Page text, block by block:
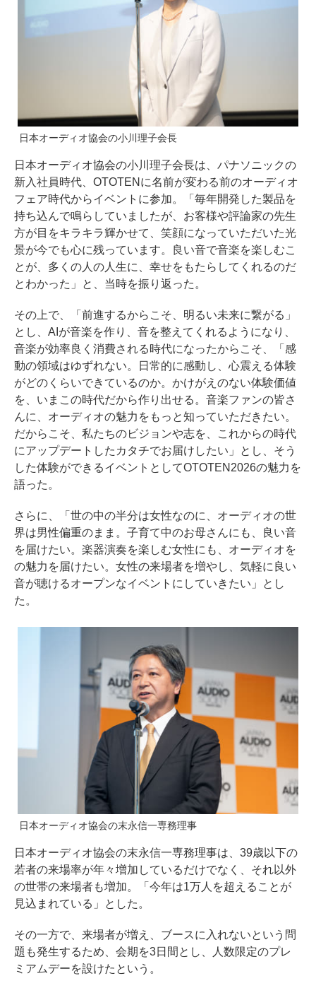
日本オーディオ協会の小川理子会長
日本オーディオ協会の小川理子会長は、パナソニックの
新入社員時代、OTOTENに名前が変わる前のオーディオ
フェア時代からイベントに参加。「毎年開発した製品を
持ち込んで鳴らしていましたが、お客様や評論家の先生
方が目をキラキラ輝かせて、笑顔になっていただいた光
景が今でも心に残っています。良い音で音楽を楽しむこ
とが、多くの人の人生に、幸せをもたらしてくれるのだ
とわかった」と、当時を振り返った。
その上で、「前進するからこそ、明るい未来に繋がる」
とし、AIが音楽を作り、音を整えてくれるようになり、
音楽が効率良く消費される時代になったからこそ、「感
動の領域はゆずれない。日常的に感動し、心震える体験
がどのくらいできているのか。かけがえのない体験価値
を、いまこの時代だから作り出せる。音楽ファンの皆さ
んに、オーディオの魅力をもっと知っていただきたい。
だからこそ、私たちのビジョンや志を、これからの時代
にアップデートしたカタチでお届けしたい」とし、そう
した体験ができるイベントとしてOTOTEN2026の魅力を
語った。
さらに、「世の中の半分は女性なのに、オーディオの世
界は男性偏重のまま。子育て中のお母さんにも、良い音
を届けたい。楽器演奏を楽しむ女性にも、オーディオを
の魅力を届けたい。女性の来場者を増やし、気軽に良い
音が聴けるオープンなイベントにしていきたい」とし
た。
日本オーディオ協会の末永信一専務理事
日本オーディオ協会の末永信一専務理事は、39歳以下の
若者の来場率が年々増加しているだけでなく、それ以外
の世帯の来場者も増加。「今年は1万人を超えることが
見込まれている」とした。
その一方で、来場者が増え、ブースに入れないという問
題も発生するため、会期を3日間とし、人数限定のプレ
ミアムデーを設けたという。